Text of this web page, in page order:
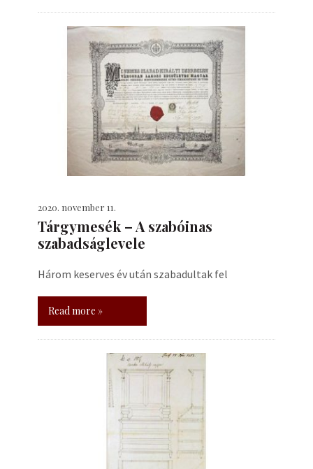
2020. november 11.
Tárgymesék – A szabóinas
szabadságlevele
Három keserves év után szabadultak fel
Read more »